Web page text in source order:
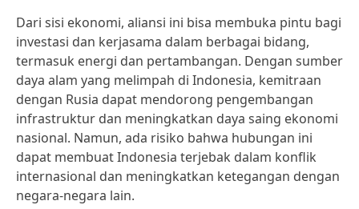
Dari sisi ekonomi, aliansi ini bisa membuka pintu bagi
investasi dan kerjasama dalam berbagai bidang,
termasuk energi dan pertambangan. Dengan sumber
daya alam yang melimpah di Indonesia, kemitraan
dengan Rusia dapat mendorong pengembangan
infrastruktur dan meningkatkan daya saing ekonomi
nasional. Namun, ada risiko bahwa hubungan ini
dapat membuat Indonesia terjebak dalam konflik
internasional dan meningkatkan ketegangan dengan
negara-negara lain.